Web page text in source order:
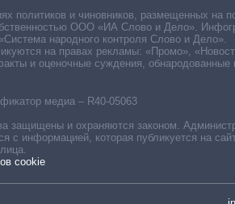
медиа – R40-05063
защищены и охраняются законом.
с информацией, которая публикуется на
cookie
политиков и чиновников, размещенных на
ООО «ИА Слово и Дело».
народного контроля Слово и Дело».
на правах рекламы: «Промо»,
и оценочные суждения,